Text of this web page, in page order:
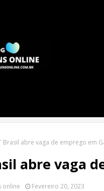
Brasil abre vaga de emprego em
abre vaga
online Fevereiro 20, 2023